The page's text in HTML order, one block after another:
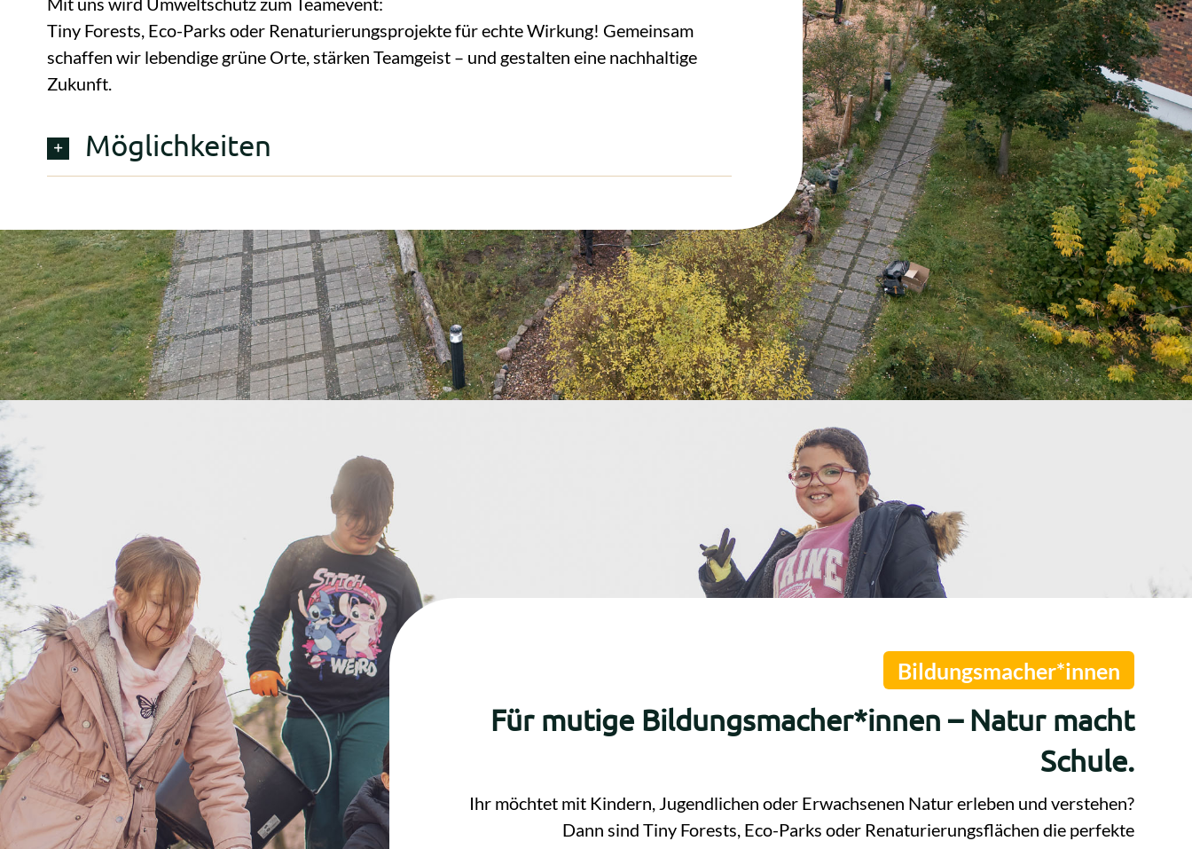
Tiny Forests, Eco-Parks oder Renaturierungsprojekte für echte Wirkung! Gemeinsam
schaffen wir lebendige grüne Orte, stärken Teamgeist – und gestalten eine nachhaltige
Zukunft.
Möglichkeiten
Bildungsmacher*innen
Für mutige Bildungsmacher*innen – Natur macht
Schule.
Ihr möchtet mit Kindern, Jugendlichen oder Erwachsenen Natur erleben und verstehen?
Dann sind Tiny Forests, Eco-Parks oder Renaturierungsflächen die perfekte